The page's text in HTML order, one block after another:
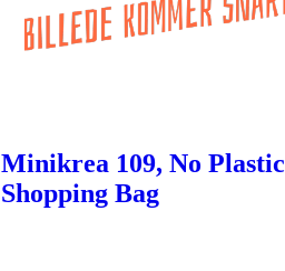
Minikrea 109, No Plastic
Shopping Bag